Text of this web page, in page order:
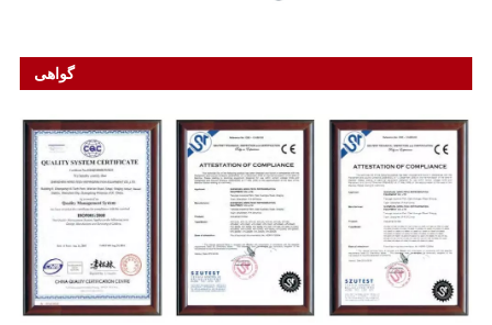
گواهی